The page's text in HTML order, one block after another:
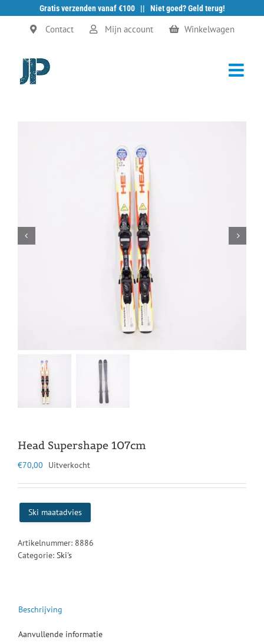
Gratis verzenden vanaf €100 || Niet goed? Geld terug!
Ga
Contact Mijn account Winkelwagen
Head Supershape 107cm
€70,00 Uitverkocht
Ski maatadvies
Artikelnummer: 8886
Categorie: Ski's
Beschrijving
Aanvullende informatie